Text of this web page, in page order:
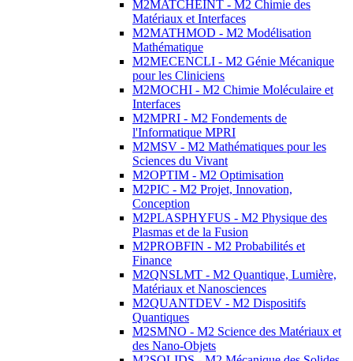
M2MATCHEINT - M2 Chimie des
Matériaux et Interfaces
M2MATHMOD - M2 Modélisation
Mathématique
M2MECENCLI - M2 Génie Mécanique
pour les Cliniciens
M2MOCHI - M2 Chimie Moléculaire et
Interfaces
M2MPRI - M2 Fondements de
l'Informatique MPRI
M2MSV - M2 Mathématiques pour les
Sciences du Vivant
M2OPTIM - M2 Optimisation
M2PIC - M2 Projet, Innovation,
Conception
M2PLASPHYFUS - M2 Physique des
Plasmas et de la Fusion
M2PROBFIN - M2 Probabilités et
Finance
M2QNSLMT - M2 Quantique, Lumière,
Matériaux et Nanosciences
M2QUANTDEV - M2 Dispositifs
Quantiques
M2SMNO - M2 Science des Matériaux et
des Nano-Objets